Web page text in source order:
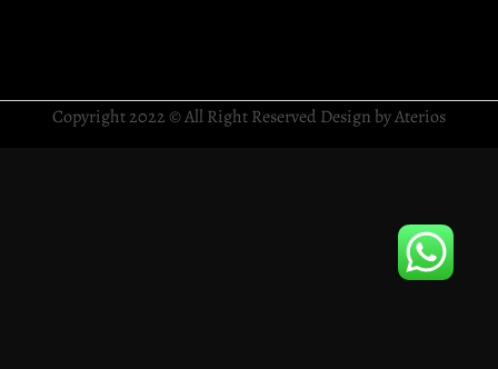
Copyright 2022 © All Right Reserved Design by Aterios